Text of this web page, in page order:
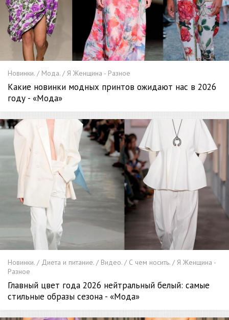
Новинки. / Мода. / Я Женщина - Разное
Какие новинки модных принтов ожидают нас в 2026
году - «Мода»
Новинки. / Диета и питание. / Видео. / С чем носить. / Я Женщина -
Разное
Главный цвет года 2026 нейтральный белый: самые
стильные образы сезона - «Мода»